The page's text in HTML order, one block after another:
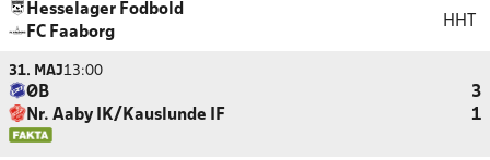
Hesselager Fodbold
FC Faaborg
HHT
31. MAJ13:00
ØB
3
Nr. Aaby IK/Kauslunde IF
1